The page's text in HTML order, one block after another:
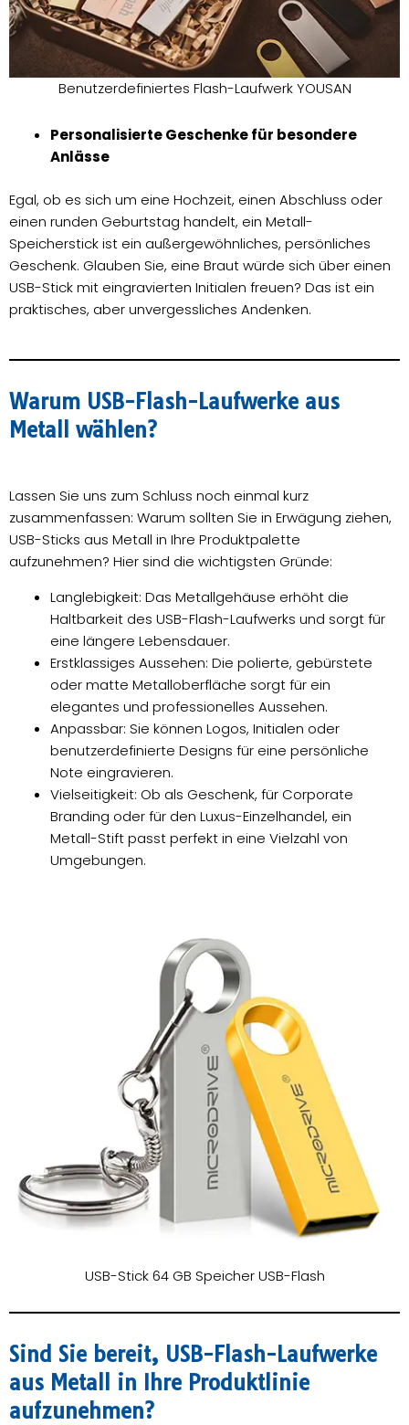
Benutzerdefiniertes Flash-Laufwerk YOUSAN
Personalisierte Geschenke für besondere
Anlässe
Egal, ob es sich um eine Hochzeit, einen Abschluss oder
einen runden Geburtstag handelt, ein Metall-
Speicherstick ist ein außergewöhnliches, persönliches
Geschenk. Glauben Sie, eine Braut würde sich über einen
USB-Stick mit eingravierten Initialen freuen? Das ist ein
praktisches, aber unvergessliches Andenken.
Warum USB-Flash-Laufwerke aus
Metall wählen?
Lassen Sie uns zum Schluss noch einmal kurz
zusammenfassen: Warum sollten Sie in Erwägung ziehen,
USB-Sticks aus Metall in Ihre Produktpalette
aufzunehmen? Hier sind die wichtigsten Gründe:
Langlebigkeit: Das Metallgehäuse erhöht die
Haltbarkeit des USB-Flash-Laufwerks und sorgt für
eine längere Lebensdauer.
Erstklassiges Aussehen: Die polierte, gebürstete
oder matte Metalloberfläche sorgt für ein
elegantes und professionelles Aussehen.
Anpassbar: Sie können Logos, Initialen oder
benutzerdefinierte Designs für eine persönliche
Note eingravieren.
Vielseitigkeit: Ob als Geschenk, für Corporate
Branding oder für den Luxus-Einzelhandel, ein
Metall-Stift passt perfekt in eine Vielzahl von
Umgebungen.
USB-Stick 64 GB Speicher USB-Flash
Sind Sie bereit, USB-Flash-Laufwerke
aus Metall in Ihre Produktlinie
aufzunehmen?